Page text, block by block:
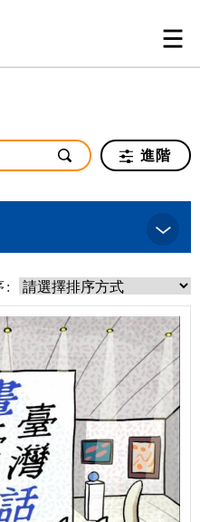
進階
: